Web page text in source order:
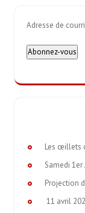
Adresse de
Les œillets
Samedi
Projection
11 avril